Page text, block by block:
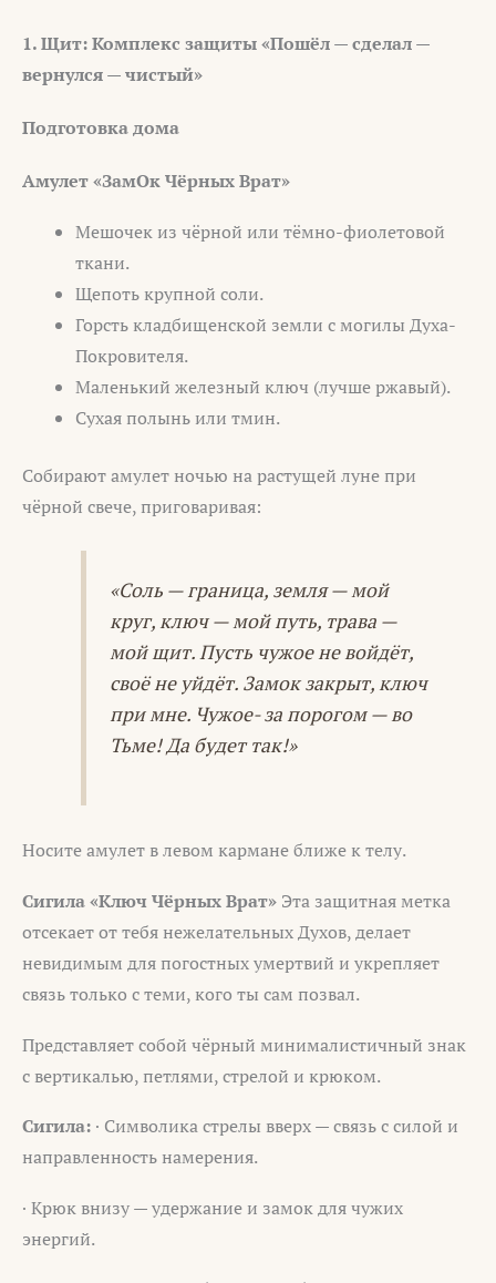
1. Щит: Комплекс защиты «Пошёл — сделал —
вернулся — чистый»
Подготовка дома
Амулет «ЗамОк Чёрных Врат»
Мешочек из чёрной или тёмно-фиолетовой
ткани.
Щепоть крупной соли.
Горсть кладбищенской земли с могилы Духа-
Покровителя.
Маленький железный ключ (лучше ржавый).
Сухая полынь или тмин.
Собирают амулет ночью на растущей луне при
чёрной свече, приговаривая:
«Соль — граница, земля — мой
круг, ключ — мой путь, трава —
мой щит. Пусть чужое не войдёт,
своё не уйдёт. Замок закрыт, ключ
при мне. Чужое- за порогом — во
Тьме! Да будет так!»
Носите амулет в левом кармане ближе к телу.
Сигила «Ключ Чёрных Врат» Эта защитная метка
отсекает от тебя нежелательных Духов, делает
невидимым для погостных умертвий и укрепляет
связь только с теми, кого ты сам позвал.
Представляет собой чёрный минималистичный знак
с вертикалью, петлями, стрелой и крюком.
Сигила: · Символика стрелы вверх — связь с силой и
направленность намерения.
· Крюк внизу — удержание и замок для чужих
энергий.